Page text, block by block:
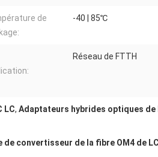
de
-40 | 85℃
Réseau de FTTH
LC, Adaptateurs hybrides optiques de
convertisseur de la fibre OM4 de LC